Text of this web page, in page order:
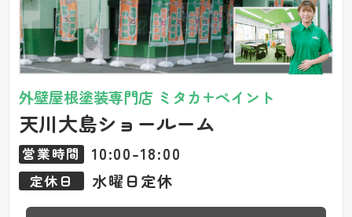
外壁屋根塗装専門店 ミタカ+ペイント
天川大島ショールーム
営業時間 10:00-18:00
定休日 水曜日定休